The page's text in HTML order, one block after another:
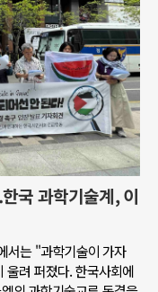
국 과학기술계, 이
서는 "과학기술이 가자
울려 퍼졌다. 한국사회에